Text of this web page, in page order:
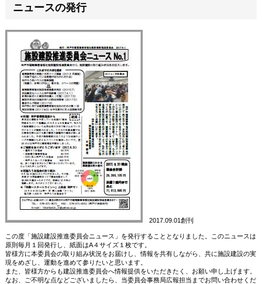
ニュースの発行
2017.09.01創刊
この度「施設建設推進委員会ニュース」を発行することとなりました。このニュースは
原則毎月１回発行し、紙面はA４サイズ１枚です。
皆様方に本委員会の取り組み状況をお届けし、情報を共有しながら、共に施設建設の実
現をめざし、運動を進めて参りたいと思います。
また、皆様方からも建設推進委員会へ情報提供をいただきたく、お願い申し上げます。
なお、ご不明な点などございましたら、当委員会事務局広報担当までお問い合わせくだ